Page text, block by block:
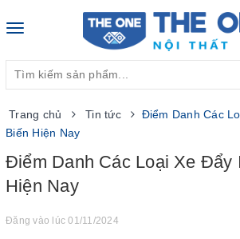
Toggle
Trang chủ Tin tức
Điểm Danh Các
Biến Hiện Nay
Điểm Danh Các Loại Xe Đẩy
Hiện Nay
Đăng vào lúc 01/11/2024